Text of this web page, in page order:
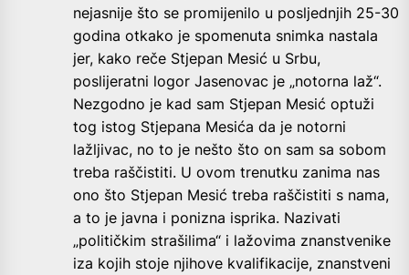
nejasnije što se promijenilo u posljednjih 25-30
godina otkako je spomenuta snimka nastala
jer, kako reče Stjepan Mesić u Srbu,
poslijeratni logor Jasenovac je „notorna laž“.
Nezgodno je kad sam Stjepan Mesić optuži
tog istog Stjepana Mesića da je notorni
lažljivac, no to je nešto što on sam sa sobom
treba raščistiti. U ovom trenutku zanima nas
ono što Stjepan Mesić treba raščistiti s nama,
a to je javna i ponizna isprika. Nazivati
„političkim strašilima“ i lažovima znanstvenike
iza kojih stoje njihove kvalifikacije, znanstveni